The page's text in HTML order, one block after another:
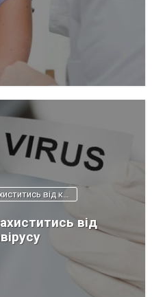
Помогатор: як захиститись від коронавірусу
від